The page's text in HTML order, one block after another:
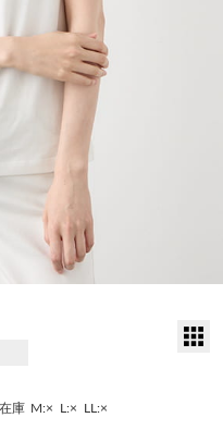
在庫 M:× L:× LL:×